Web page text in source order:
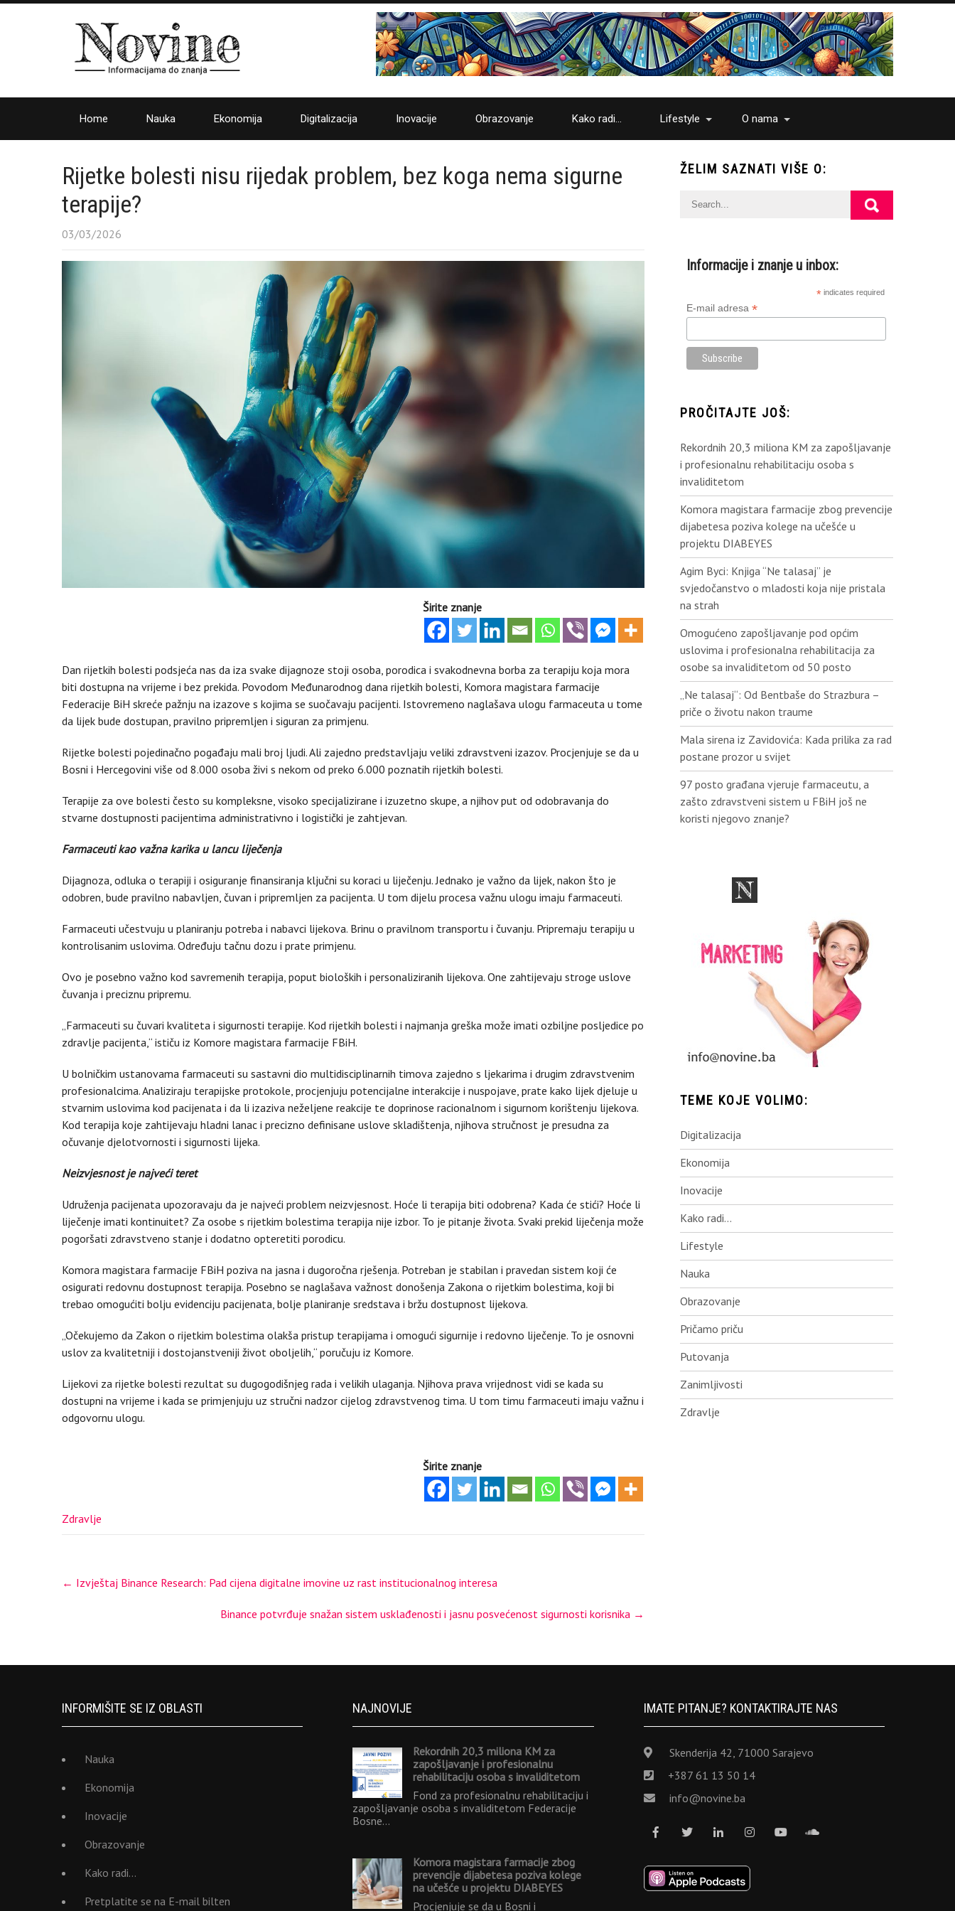
Home Nauka Ekonomija Digitalizacija Inovacije Obrazovanje Kako radi… Lifestyle O nama
Rijetke bolesti nisu rijedak problem, bez koga nema sigurne
terapije?
03/03/2026
Širite znanje
Dan rijetkih bolesti podsjeća nas da iza svake dijagnoze stoji osoba, porodica i svakodnevna borba za terapiju koja mora
biti dostupna na vrijeme i bez prekida. Povodom Međunarodnog dana rijetkih bolesti, Komora magistara farmacije
Federacije BiH skreće pažnju na izazove s kojima se suočavaju pacijenti. Istovremeno naglašava ulogu farmaceuta u tome
da lijek bude dostupan, pravilno pripremljen i siguran za primjenu.
Rijetke bolesti pojedinačno pogađaju mali broj ljudi. Ali zajedno predstavljaju veliki zdravstveni izazov. Procjenjuje se da u
Bosni i Hercegovini više od 8.000 osoba živi s nekom od preko 6.000 poznatih rijetkih bolesti.
Terapije za ove bolesti često su kompleksne, visoko specijalizirane i izuzetno skupe, a njihov put od odobravanja do
stvarne dostupnosti pacijentima administrativno i logistički je zahtjevan.
Farmaceuti kao važna karika u lancu liječenja
Dijagnoza, odluka o terapiji i osiguranje finansiranja ključni su koraci u liječenju. Jednako je važno da lijek, nakon što je
odobren, bude pravilno nabavljen, čuvan i pripremljen za pacijenta. U tom dijelu procesa važnu ulogu imaju farmaceuti.
Farmaceuti učestvuju u planiranju potreba i nabavci lijekova. Brinu o pravilnom transportu i čuvanju. Pripremaju terapiju u
kontrolisanim uslovima. Određuju tačnu dozu i prate primjenu.
Ovo je posebno važno kod savremenih terapija, poput bioloških i personaliziranih lijekova. One zahtijevaju stroge uslove
čuvanja i preciznu pripremu.
„Farmaceuti su čuvari kvaliteta i sigurnosti terapije. Kod rijetkih bolesti i najmanja greška može imati ozbiljne posljedice po
zdravlje pacijenta,“ ističu iz Komore magistara farmacije FBiH.
U bolničkim ustanovama farmaceuti su sastavni dio multidisciplinarnih timova zajedno s ljekarima i drugim zdravstvenim
profesionalcima. Analiziraju terapijske protokole, procjenjuju potencijalne interakcije i nuspojave, prate kako lijek djeluje u
stvarnim uslovima kod pacijenata i da li izaziva neželjene reakcije te doprinose racionalnom i sigurnom korištenju lijekova.
Kod terapija koje zahtijevaju hladni lanac i precizno definisane uslove skladištenja, njihova stručnost je presudna za
očuvanje djelotvornosti i sigurnosti lijeka.
Neizvjesnost je najveći teret
Udruženja pacijenata upozoravaju da je najveći problem neizvjesnost. Hoće li terapija biti odobrena? Kada će stići? Hoće li
liječenje imati kontinuitet? Za osobe s rijetkim bolestima terapija nije izbor. To je pitanje života. Svaki prekid liječenja može
pogoršati zdravstveno stanje i dodatno opteretiti porodicu.
Komora magistara farmacije FBiH poziva na jasna i dugoročna rješenja. Potreban je stabilan i pravedan sistem koji će
osigurati redovnu dostupnost terapija. Posebno se naglašava važnost donošenja Zakona o rijetkim bolestima, koji bi
trebao omogućiti bolju evidenciju pacijenata, bolje planiranje sredstava i bržu dostupnost lijekova.
„Očekujemo da Zakon o rijetkim bolestima olakša pristup terapijama i omogući sigurnije i redovno liječenje. To je osnovni
uslov za kvalitetniji i dostojanstveniji život oboljelih,“ poručuju iz Komore.
Lijekovi za rijetke bolesti rezultat su dugogodišnjeg rada i velikih ulaganja. Njihova prava vrijednost vidi se kada su
dostupni na vrijeme i kada se primjenjuju uz stručni nadzor cijelog zdravstvenog tima. U tom timu farmaceuti imaju važnu i
odgovornu ulogu.
Širite znanje
Zdravlje
navigation
← Izvještaj Binance Research: Pad cijena digitalne imovine uz rast institucionalnog interesa
Binance potvrđuje snažan sistem usklađenosti i jasnu posvećenost sigurnosti korisnika →
ŽELIM SAZNATI VIŠE O:
Informacije i znanje u inbox:
* indicates required
E-mail adresa *
PROČITAJTE JOŠ:
Rekordnih 20,3 miliona KM za zapošljavanje
i profesionalnu rehabilitaciju osoba s
invaliditetom
Komora magistara farmacije zbog prevencije
dijabetesa poziva kolege na učešće u
projektu DIABEYES
Agim Byci: Knjiga “Ne talasaj” je
svjedočanstvo o mladosti koja nije pristala
na strah
Omogućeno zapošljavanje pod općim
uslovima i profesionalna rehabilitacija za
osobe sa invaliditetom od 50 posto
„Ne talasaj“: Od Bentbaše do Strazbura –
priče o životu nakon traume
Mala sirena iz Zavidovića: Kada prilika za rad
postane prozor u svijet
97 posto građana vjeruje farmaceutu, a
zašto zdravstveni sistem u FBiH još ne
koristi njegovo znanje?
TEME KOJE VOLIMO:
Digitalizacija
Ekonomija
Inovacije
Kako radi…
Lifestyle
Nauka
Obrazovanje
Pričamo priču
Putovanja
Zanimljivosti
Zdravlje
INFORMIŠITE SE IZ OBLASTI
Nauka
Ekonomija
Inovacije
Obrazovanje
Kako radi…
Pretplatite se na E-mail bilten
NAJNOVIJE
Rekordnih 20,3 miliona KM za
zapošljavanje i profesionalnu
rehabilitaciju osoba s invaliditetom
Fond za profesionalnu rehabilitaciju i
zapošljavanje osoba s invaliditetom Federacije
Bosne…
Komora magistara farmacije zbog
prevencije dijabetesa poziva kolege
na učešće u projektu DIABEYES
Procjenjuje se da u Bosni i
IMATE PITANJE? KONTAKTIRAJTE NAS
Skenderija 42, 71000 Sarajevo
+387 61 13 50 14
info@novine.ba